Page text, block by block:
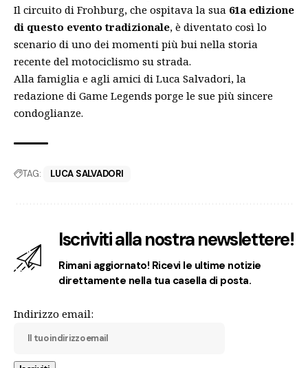
Il circuito di Frohburg, che ospitava la sua 61a edizione
di questo evento tradizionale, è diventato così lo
scenario di uno dei momenti più bui nella storia
recente del motociclismo su strada.
Alla famiglia e agli amici di Luca Salvadori, la
redazione di Game Legends porge le sue più sincere
condoglianze.
TAG: LUCA SALVADORI
Iscriviti alla nostra newslettere!
Rimani aggiornato! Ricevi le ultime notizie
direttamente nella tua casella di posta.
Indirizzo email: